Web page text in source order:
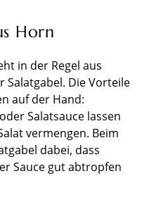
Horn
in der Regel aus
Salatgabel. Die Vorteile
auf der Hand:
Salatsauce lassen
vermengen. Beim
dabei, dass
Sauce gut abtropfen